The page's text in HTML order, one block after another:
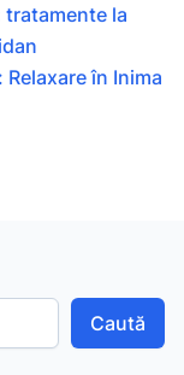
la
în Inima
Caută